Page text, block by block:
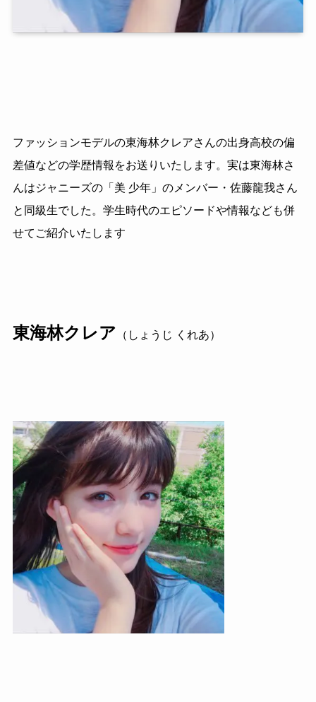
ファッションモデルの東海林クレアさんの出身高校の偏
差値などの学歴情報をお送りいたします。実は東海林さ
んはジャニーズの「美 少年」のメンバー・佐藤龍我さん
と同級生でした。学生時代のエピソードや情報なども併
せてご紹介いたします
東海林クレア （しょうじ くれあ）